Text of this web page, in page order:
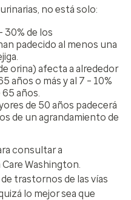
no está solo:
30% de los
padecido al menos una
orina) afecta a alrededor
años o más y al 7 – 10%
años.
de 50 años padecerá
de un agrandamiento de
consultar a
Washington.
trastornos de las vías
lo mejor sea que